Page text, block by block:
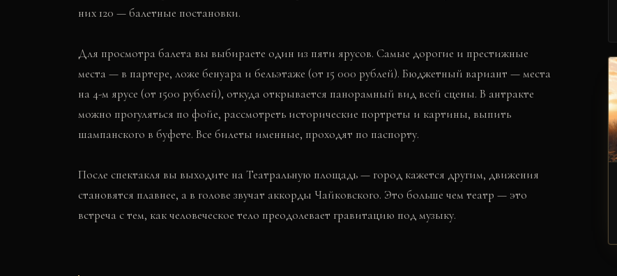
них 120 — балетные постановки.
Для просмотра балета вы выбираете один из пяти ярусов. Самые дорогие и престижные
места — в партере, ложе бенуара и бельэтаже (от 15 000 рублей). Бюджетный вариант — места
на 4-м ярусе (от 1500 рублей), откуда открывается панорамный вид всей сцены. В антракте
можно прогуляться по фойе, рассмотреть исторические портреты и картины, выпить
шампанского в буфете. Все билеты именные, проходят по паспорту.
После спектакля вы выходите на Театральную площадь — город кажется другим, движения
становятся плавнее, а в голове звучат аккорды Чайковского. Это больше чем театр — это
встреча с тем, как человеческое тело преодолевает гравитацию под музыку.